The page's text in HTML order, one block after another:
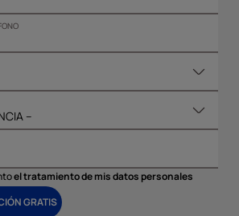
el tratamiento de mis datos personales
GRATIS